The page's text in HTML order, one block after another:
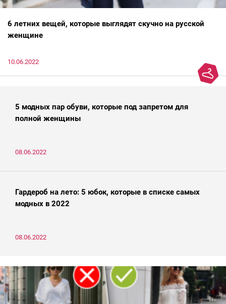
6 летних вещей, которые выглядят скучно на русской
женщине
10.06.2022
5 модных пар обуви, которые под запретом для
полной женщины
08.06.2022
Гардероб на лето: 5 юбок, которые в списке самых
модных в 2022
08.06.2022